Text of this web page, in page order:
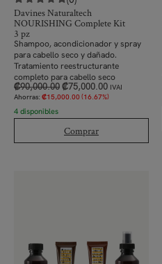
Davines Naturaltech
NOURISHING Complete Kit
3 pz
Shampoo, acondicionador y spray
para cabello seco y dañado.
Tratamiento reestructurante
completo para cabello seco
₡90,000.00₡75,000.00 IVAI
Ahorras: ₡15,000.00(16.67%)
4 disponibles
Comprar